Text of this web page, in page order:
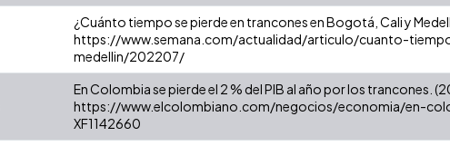
¿Cuánto tiempo se pierde en trancones en Bogotá, Cali y
https://www.semana.com/actualidad/articulo/cuanto-
medellin/202207/
En Colombia se pierde el 2 % del PIB al año por los
https://www.elcolombiano.com/negocios/economia/en-
XF1142660